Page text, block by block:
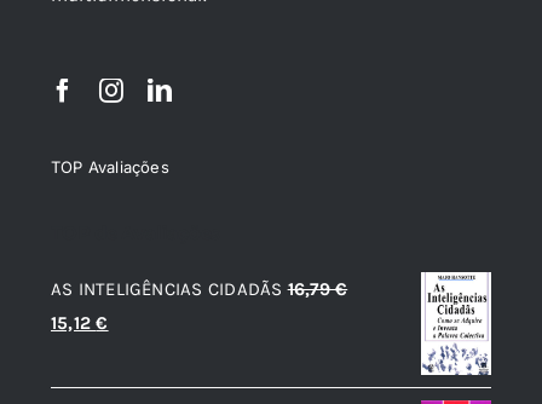
TOP Avaliações
AS INTELIGÊNCIAS CIDADÃS 16,79€
O
original
15,12€
atual